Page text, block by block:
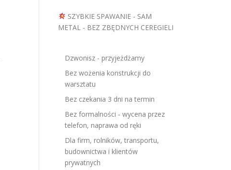
SZYBKIE SPAWANIE - SAM
METAL - BEZ ZBĘDNYCH CEREGIELI
Dzwonisz - przyjeżdżamy
Bez wożenia konstrukcji do
warsztatu
Bez czekania 3 dni na termin
Bez formalności - wycena przez
telefon, naprawa od ręki
Dla firm, rolników, transportu,
budownictwa i klientów
prywatnych